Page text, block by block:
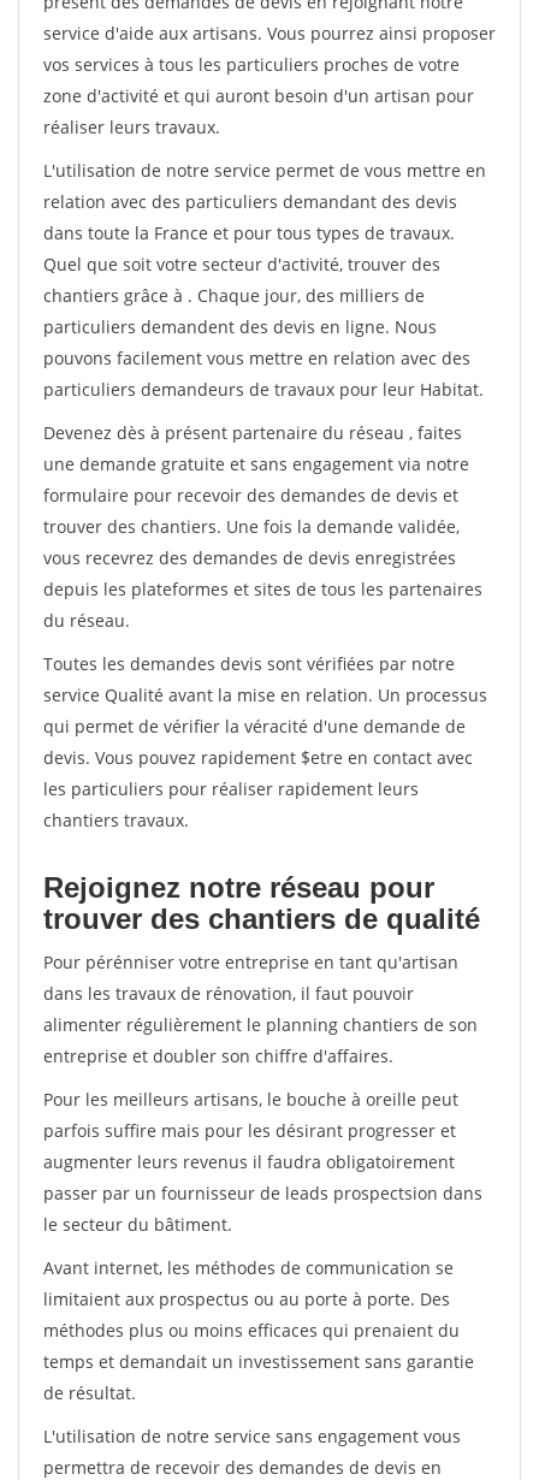
service d'aide aux artisans. Vous pourrez ainsi proposer
vos services à tous les particuliers proches de votre
zone d'activité et qui auront besoin d'un artisan pour
réaliser leurs travaux.
L'utilisation de notre service permet de vous mettre en
relation avec des particuliers demandant des devis
dans toute la France et pour tous types de travaux.
Quel que soit votre secteur d'activité, trouver des
chantiers grâce à . Chaque jour, des milliers de
particuliers demandent des devis en ligne. Nous
pouvons facilement vous mettre en relation avec des
particuliers demandeurs de travaux pour leur Habitat.
Devenez dès à présent partenaire du réseau , faites
une demande gratuite et sans engagement via notre
formulaire pour recevoir des demandes de devis et
trouver des chantiers. Une fois la demande validée,
vous recevrez des demandes de devis enregistrées
depuis les plateformes et sites de tous les partenaires
du réseau.
Toutes les demandes devis sont vérifiées par notre
service Qualité avant la mise en relation. Un processus
qui permet de vérifier la véracité d'une demande de
devis. Vous pouvez rapidement $etre en contact avec
les particuliers pour réaliser rapidement leurs
chantiers travaux.
Rejoignez notre réseau pour
trouver des chantiers de qualité
Pour pérénniser votre entreprise en tant qu'artisan
dans les travaux de rénovation, il faut pouvoir
alimenter régulièrement le planning chantiers de son
entreprise et doubler son chiffre d'affaires.
Pour les meilleurs artisans, le bouche à oreille peut
parfois suffire mais pour les désirant progresser et
augmenter leurs revenus il faudra obligatoirement
passer par un fournisseur de leads prospectsion dans
le secteur du bâtiment.
Avant internet, les méthodes de communication se
limitaient aux prospectus ou au porte à porte. Des
méthodes plus ou moins efficaces qui prenaient du
temps et demandait un investissement sans garantie
de résultat.
L'utilisation de notre service sans engagement vous
permettra de recevoir des demandes de devis en